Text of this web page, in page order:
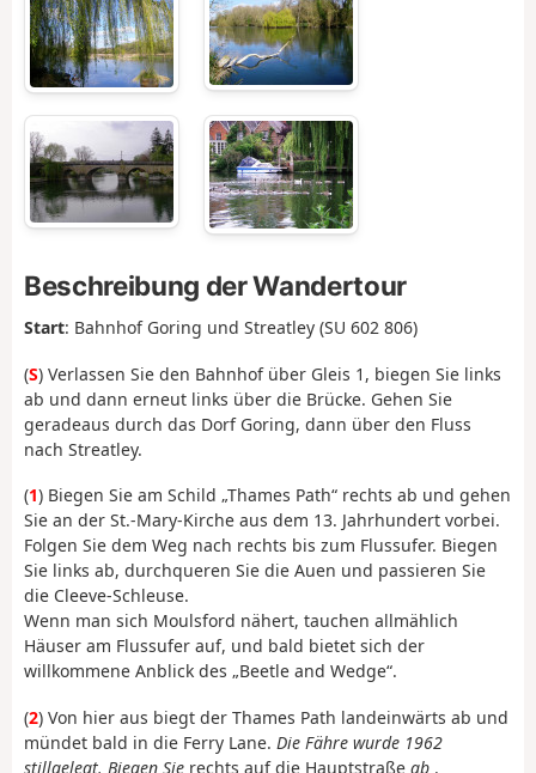
Beschreibung der Wandertour
Start: Bahnhof Goring und Streatley (SU 602 806)
(S) Verlassen Sie den Bahnhof über Gleis 1, biegen Sie links
ab und dann erneut links über die Brücke. Gehen Sie
geradeaus durch das Dorf Goring, dann über den Fluss
nach Streatley.
(1) Biegen Sie am Schild „Thames Path“ rechts ab und gehen
Sie an der St.-Mary-Kirche aus dem 13. Jahrhundert vorbei.
Folgen Sie dem Weg nach rechts bis zum Flussufer. Biegen
Sie links ab, durchqueren Sie die Auen und passieren Sie
die Cleeve-Schleuse.
Wenn man sich Moulsford nähert, tauchen allmählich
Häuser am Flussufer auf, und bald bietet sich der
willkommene Anblick des „Beetle and Wedge“.
(2) Von hier aus biegt der Thames Path landeinwärts ab und
mündet bald in die Ferry Lane. Die Fähre wurde 1962
stillgelegt. Biegen Sie rechts auf die Hauptstraße ab .